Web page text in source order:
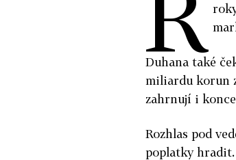
Duhana také
miliardu korun
zahrnují i
Rozhlas pod
poplatky hradit.